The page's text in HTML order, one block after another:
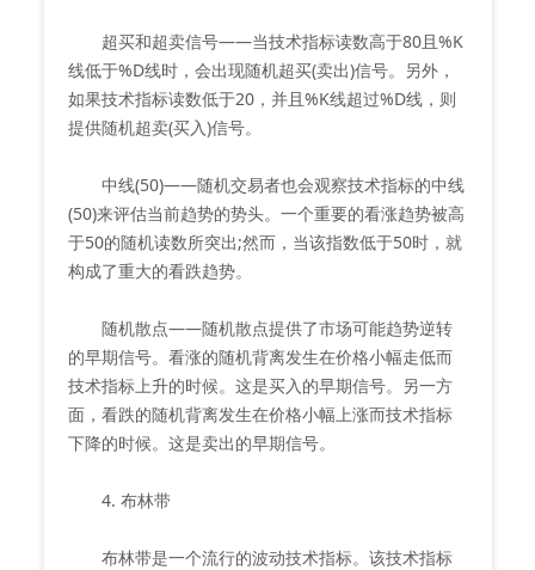
超买和超卖信号——当技术指标读数高于80且%K
线低于%D线时，会出现随机超买(卖出)信号。另外，
如果技术指标读数低于20，并且%K线超过%D线，则
提供随机超卖(买入)信号。
中线(50)——随机交易者也会观察技术指标的中线
(50)来评估当前趋势的势头。一个重要的看涨趋势被高
于50的随机读数所突出;然而，当该指数低于50时，就
构成了重大的看跌趋势。
随机散点——随机散点提供了市场可能趋势逆转
的早期信号。看涨的随机背离发生在价格小幅走低而
技术指标上升的时候。这是买入的早期信号。另一方
面，看跌的随机背离发生在价格小幅上涨而技术指标
下降的时候。这是卖出的早期信号。
4. 布林带
布林带是一个流行的波动技术指标。该技术指标